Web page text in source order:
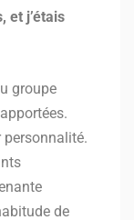
et j’étais
groupe
personnalité.
de